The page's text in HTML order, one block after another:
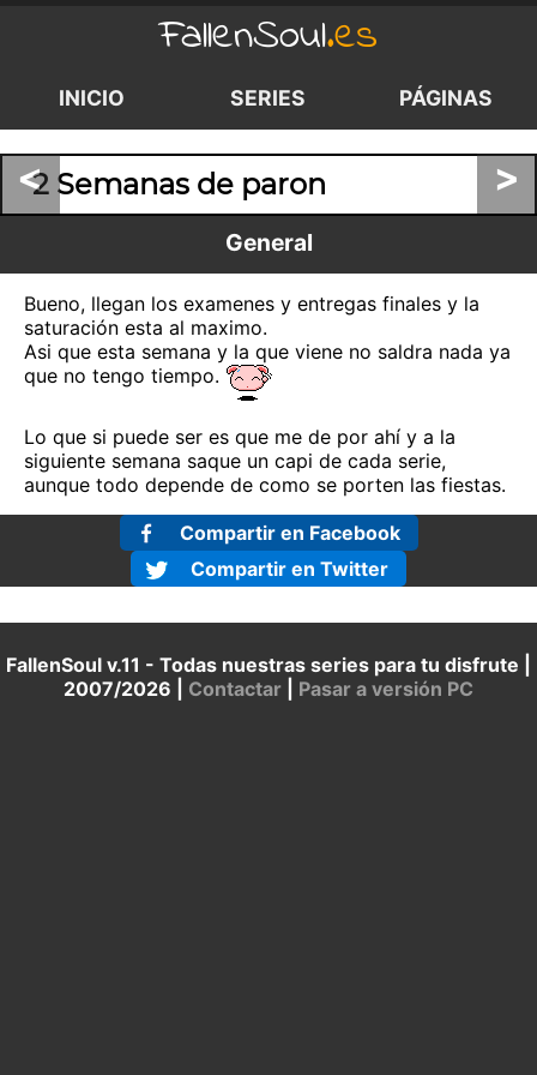
FallenSoul.es
INICIO SERIES PÁGINAS
< >
2 Semanas de paron
General
Bueno, llegan los examenes y entregas finales y la
saturación esta al maximo.
Asi que esta semana y la que viene no saldra nada ya
que no tengo tiempo.
Lo que si puede ser es que me de por ahí y a la
siguiente semana saque un capi de cada serie,
aunque todo depende de como se porten las fiestas.
Compartir en Facebook
Compartir en Twitter
FallenSoul v.11 - Todas nuestras series para tu disfrute |
2007/2026 | Contactar Pasar a versión PC